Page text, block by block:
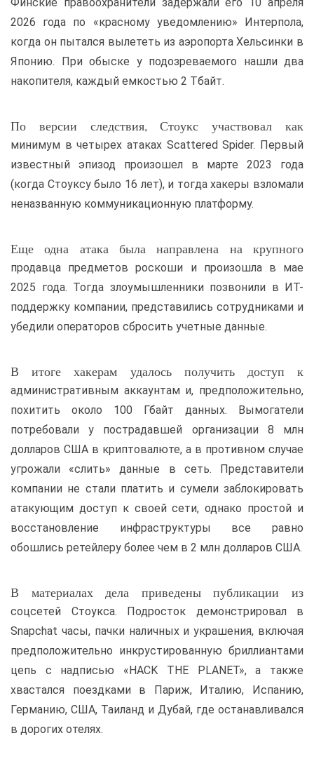
2026 года по «красному уведомлению» Интерпола,
когда он пытался вылететь из аэропорта Хельсинки в
Японию. При обыске у подозреваемого нашли два
накопителя, каждый емкостью 2 Тбайт.
По версии следствия, Стоукс участвовал как
минимум в четырех атаках Scattered Spider. Первый
известный эпизод произошел в марте 2023 года
(когда Стоуксу было 16 лет), и тогда хакеры взломали
неназванную коммуникационную платформу.
Еще одна атака была направлена на крупного
продавца предметов роскоши и произошла в мае
2025 года. Тогда злоумышленники позвонили в ИТ-
поддержку компании, представились сотрудниками и
убедили операторов сбросить учетные данные.
В итоге хакерам удалось получить доступ к
административным аккаунтам и, предположительно,
похитить около 100 Гбайт данных. Вымогатели
потребовали у пострадавшей организации 8 млн
долларов США в криптовалюте, а в противном случае
угрожали «слить» данные в сеть. Представители
компании не стали платить и сумели заблокировать
атакующим доступ к своей сети, однако простой и
восстановление инфраструктуры все равно
обошлись ретейлеру более чем в 2 млн долларов США.
В материалах дела приведены публикации из
соцсетей Стоукса. Подросток демонстрировал в
Snapchat часы, пачки наличных и украшения, включая
предположительно инкрустированную бриллиантами
цепь с надписью «HACK THE PLANET», а также
хвастался поездками в Париж, Италию, Испанию,
Германию, США, Таиланд и Дубай, где останавливался
в дорогих отелях.